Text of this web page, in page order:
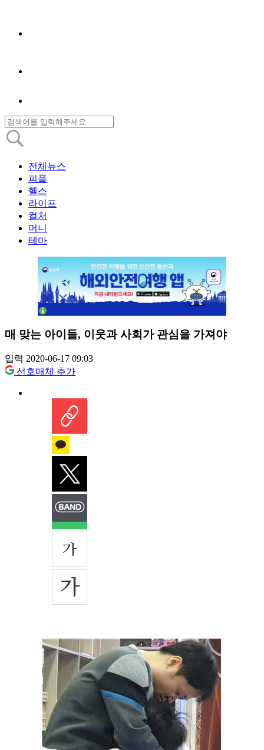
전체뉴스
피플
헬스
라이프
컬처
머니
테마
매 맞는 아이들, 이웃과 사회가 관심을 가져야
입력 2020-06-17 09:03
선호매체 추가